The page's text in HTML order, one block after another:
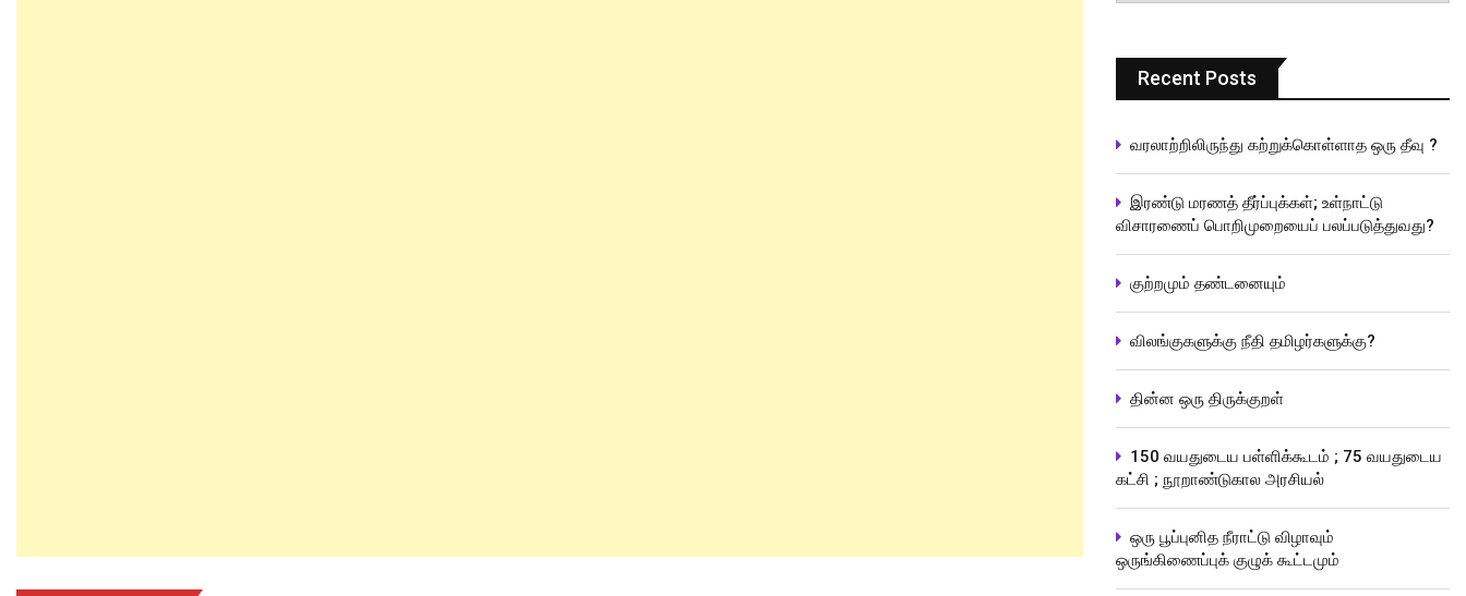
Recent Posts
வரலாற்றிலிருந்து கற்றுக்கொள்ளாத ஒரு தீவு ?
இரண்டு மரணத் தீர்ப்புக்கள்; உள்நாட்டு
விசாரணைப் பொறிமுறையைப் பலப்படுத்துவது?
குற்றமும் தண்டனையும்
விலங்குகளுக்கு நீதி தமிழர்களுக்கு?
தின்ன ஒரு திருக்குறள்
150 வயதுடைய பள்ளிக்கூடம் ; 75 வயதுடைய
கட்சி ; நூறாண்டுகால அரசியல்
ஒரு பூப்புனித நீராட்டு விழாவும்
ஒருங்கிணைப்புக் குழுக் கூட்டமும்